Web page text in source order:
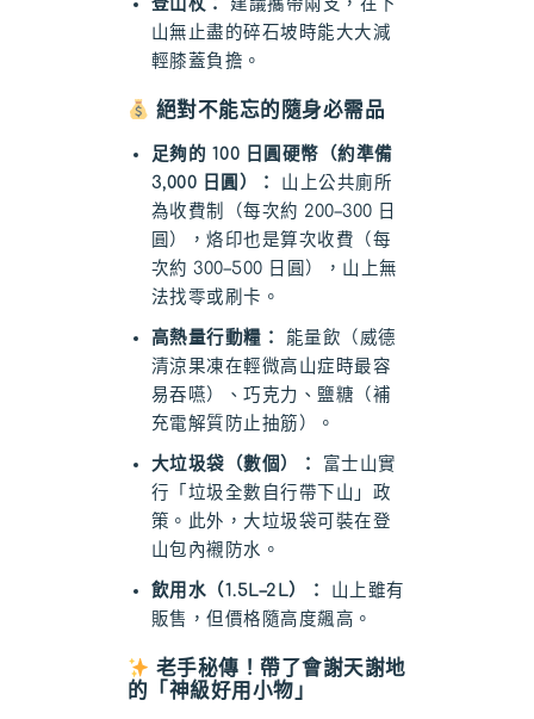
登山杖：
建議攜帶兩支，在下
山無止盡的碎石坡時能大大減
輕膝蓋負擔。
絕對不能忘的隨身必需品
足夠的 100 日圓硬幣（約準備
3,000 日圓）：
山上公共廁所
為收費制（每次約 200–300 日
圓），烙印也是算次收費（每
次約 300–500 日圓），山上無
法找零或刷卡。
高熱量行動糧：
能量飲（威德
清涼果凍在輕微高山症時最容
易吞嚥）、巧克力、鹽糖（補
充電解質防止抽筋）。
大垃圾袋（數個）：
富士山實
行「垃圾全數自行帶下山」政
策。此外，大垃圾袋可裝在登
山包內襯防水。
飲用水（1.5L–2L）：
山上雖有
販售，但價格隨高度飆高。
老手秘傳！帶了會謝天謝地
的「神級好用小物」